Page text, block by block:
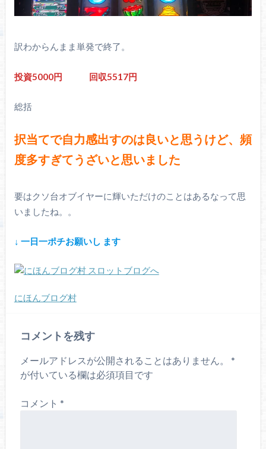
訳わからんまま単発で終了。
投資5000円 回収5517円
総括
択当てで自力感出すのは良いと思うけど、頻
度多すぎてうざいと思いました
要はクソ台オブイヤーに輝いただけのことはあるなって思
いましたね。。
↓ 一日一ポチお願いし ます
にほんブログ村
コメントを残す
メールアドレスが公開されることはありません。
*
が付いている欄は必須項目です
コメント *